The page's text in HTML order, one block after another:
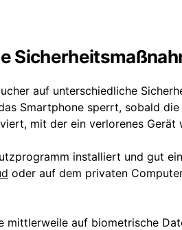
auf unterschiedliche
Smartphone sperrt, sobald
mit der ein verlorenes Gerät
installiert und gut
oder auf dem privaten
mittlerweile auf biometrische